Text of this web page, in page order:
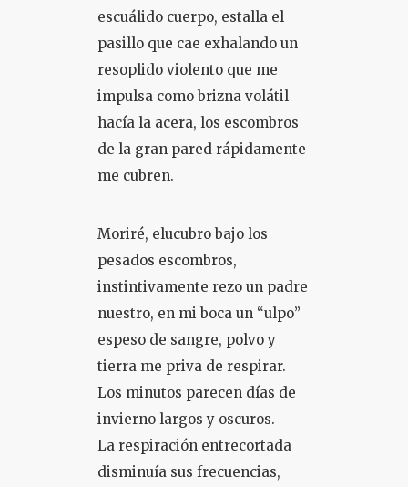
escuálido cuerpo, estalla el
pasillo que cae exhalando un
resoplido violento que me
impulsa como brizna volátil
hacía la acera, los escombros
de la gran pared rápidamente
me cubren.
Moriré, elucubro bajo los
pesados escombros,
instintivamente rezo un padre
nuestro, en mi boca un “ulpo”
espeso de sangre, polvo y
tierra me priva de respirar.
Los minutos parecen días de
invierno largos y oscuros.
La respiración entrecortada
disminuía sus frecuencias,